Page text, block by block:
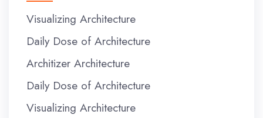
Visualizing Architecture
Daily Dose of Architecture
Architizer Architecture
Daily Dose of Architecture
Visualizing Architecture